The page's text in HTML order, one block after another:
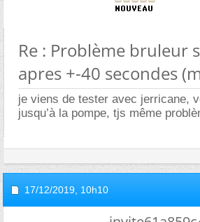
Re : Problème bruleur
apres +-40 secondes
je viens de tester avec jerricane,
jusqu’à la pompe, tjs même
17/12/2019, 10h10